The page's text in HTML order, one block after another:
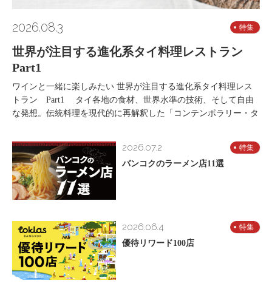
2026.08.3 特集
世界が注目する進化系タイ料理レストラン
Part1
ワインと一緒に楽しみたい 世界が注目する進化系タイ料理レス
トラン Part1 タイ各地の食材、世界水準の技術、そして自由
な発想。伝統料理を現代的に再解釈した「コンテンポラリー・タ
2026.07.2 特集
バンコクのラーメン店11選
2026.06.4 特集
優待リワード100店